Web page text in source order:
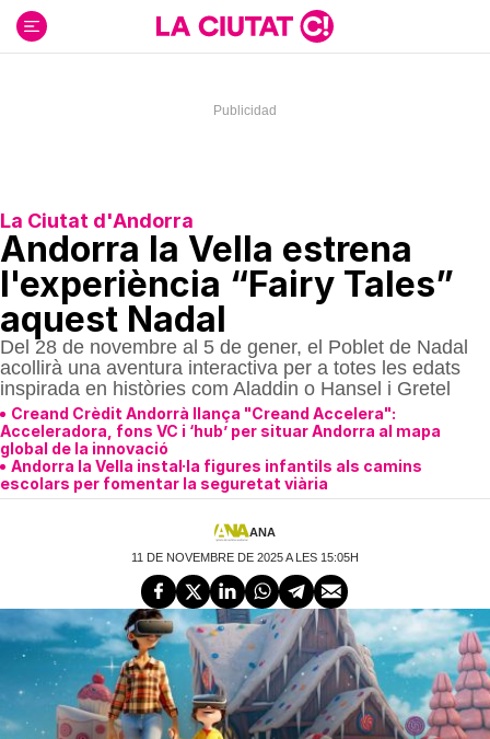
contenido
La Ciutat d'Andorra
Andorra la Vella estrena
l'experiència “Fairy Tales”
aquest Nadal
Del 28 de novembre al 5 de gener, el Poblet de Nadal
acollirà una aventura interactiva per a totes les edats
inspirada en històries com Aladdin o Hansel i Gretel
Creand Crèdit Andorrà llança "Creand Accelera":
Acceleradora, fons VC i ‘hub’ per situar Andorra al mapa
global de la innovació
Andorra la Vella instal·la figures infantils als camins
escolars per fomentar la seguretat viària
ANA
11 DE NOVEMBRE DE 2025 A LES 15:05H